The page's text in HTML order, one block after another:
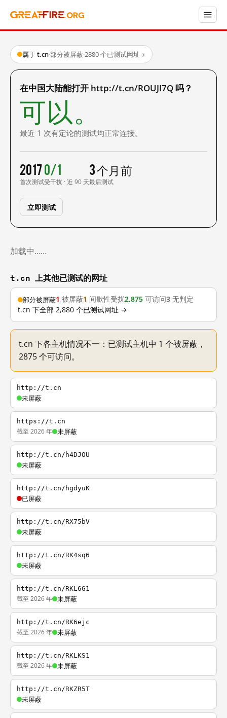
属于 t.cn·部分被屏蔽·2880 个已测试网址→
在中国大陆能打开 http://t.cn/ROUJI7Q 吗？
可以。
最近 1 次有定论的测试均正常连接。
2017
首次测试
0/1
受干扰 · 近 90 天
3 个月前
最后测试
立即测试
加载中……
t.cn 上其他已测试的网址
部分被屏蔽1 被屏蔽1 间歇性受扰2,875 可访问3 无判定
t.cn 下全部 2,880 个已测试网址 →
t.cn 下各主机情况不一：已测试主机中 1 个被屏蔽，
2875 个可访问。
http://t.cn
未屏蔽
https://t.cn
截至 2026 年 未屏蔽
http://t.cn/h4DJOU
未屏蔽
http://t.cn/hgdyuK
已屏蔽
http://t.cn/RX75bV
未屏蔽
http://t.cn/RK4sq6
未屏蔽
http://t.cn/RKL6G1
截至 2026 年 未屏蔽
http://t.cn/RK6ejc
截至 2026 年 未屏蔽
http://t.cn/RKLKS1
截至 2026 年 未屏蔽
http://t.cn/RKZR5T
未屏蔽